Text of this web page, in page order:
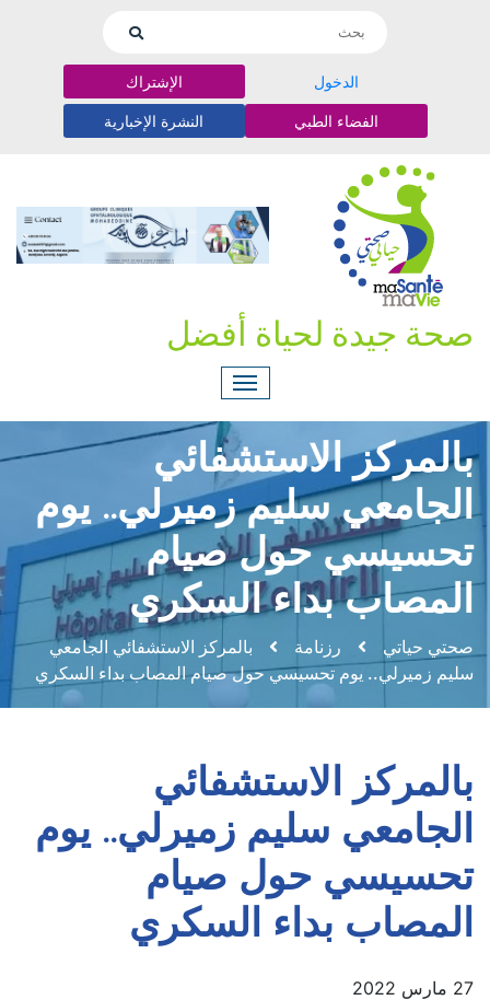
الدخول الإشتراك
الفضاء الطبي النشرة الإخبارية
صحة جيدة لحياة أفضل
بالمركز الاستشفائي
الجامعي سليم زميرلي.. يوم
تحسيسي حول صيام
المصاب بداء السكري
صحتي حياتي رزنامة
بالمركز الاستشفائي الجامعي
سليم زميرلي.. يوم تحسيسي حول صيام المصاب بداء السكري
بالمركز الاستشفائي
الجامعي سليم زميرلي.. يوم
تحسيسي حول صيام
المصاب بداء السكري
27 مارس 2022